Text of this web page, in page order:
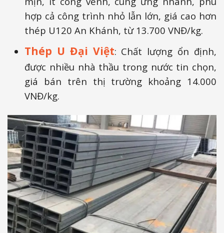
hợp cả công trình nhỏ lẫn lớn, giá cao hơn
thép U120 An Khánh, từ 13.700 VNĐ/kg.
Thép U Đại Việt: Chất lượng ổn định,
được nhiều nhà thầu trong nước tin chọn,
giá bán trên thị trường khoảng 14.000
VNĐ/kg.